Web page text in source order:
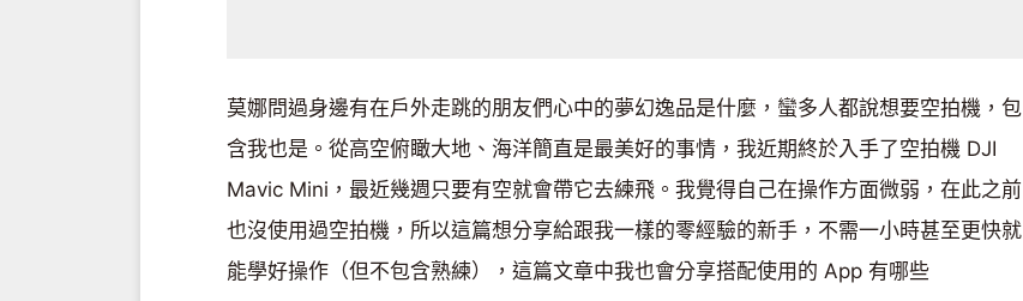
莫娜問過身邊有在戶外走跳的朋友們心中的夢幻逸品是什麼，蠻多人都說想要空拍機，包
含我也是。從高空俯瞰大地、海洋簡直是最美好的事情，我近期終於入手了空拍機 DJI
Mavic Mini，最近幾週只要有空就會帶它去練飛。我覺得自己在操作方面微弱，在此之前
也沒使用過空拍機，所以這篇想分享給跟我一樣的零經驗的新手，不需一小時甚至更快就
能學好操作（但不包含熟練），這篇文章中我也會分享搭配使用的 App 有哪些